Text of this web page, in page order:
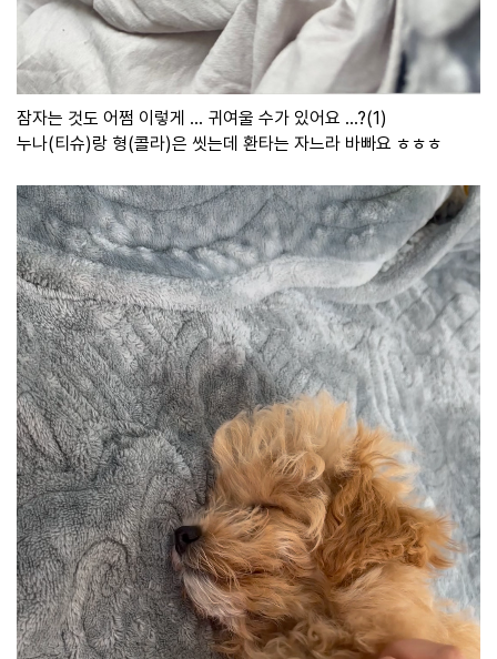
잠자는 것도 어쩜 이렇게 ... 귀여울 수가 있어요 ...?(1)
누나(티슈)랑 형(콜라)은 씻는데 환타는 자느라 바빠요 ㅎㅎㅎ